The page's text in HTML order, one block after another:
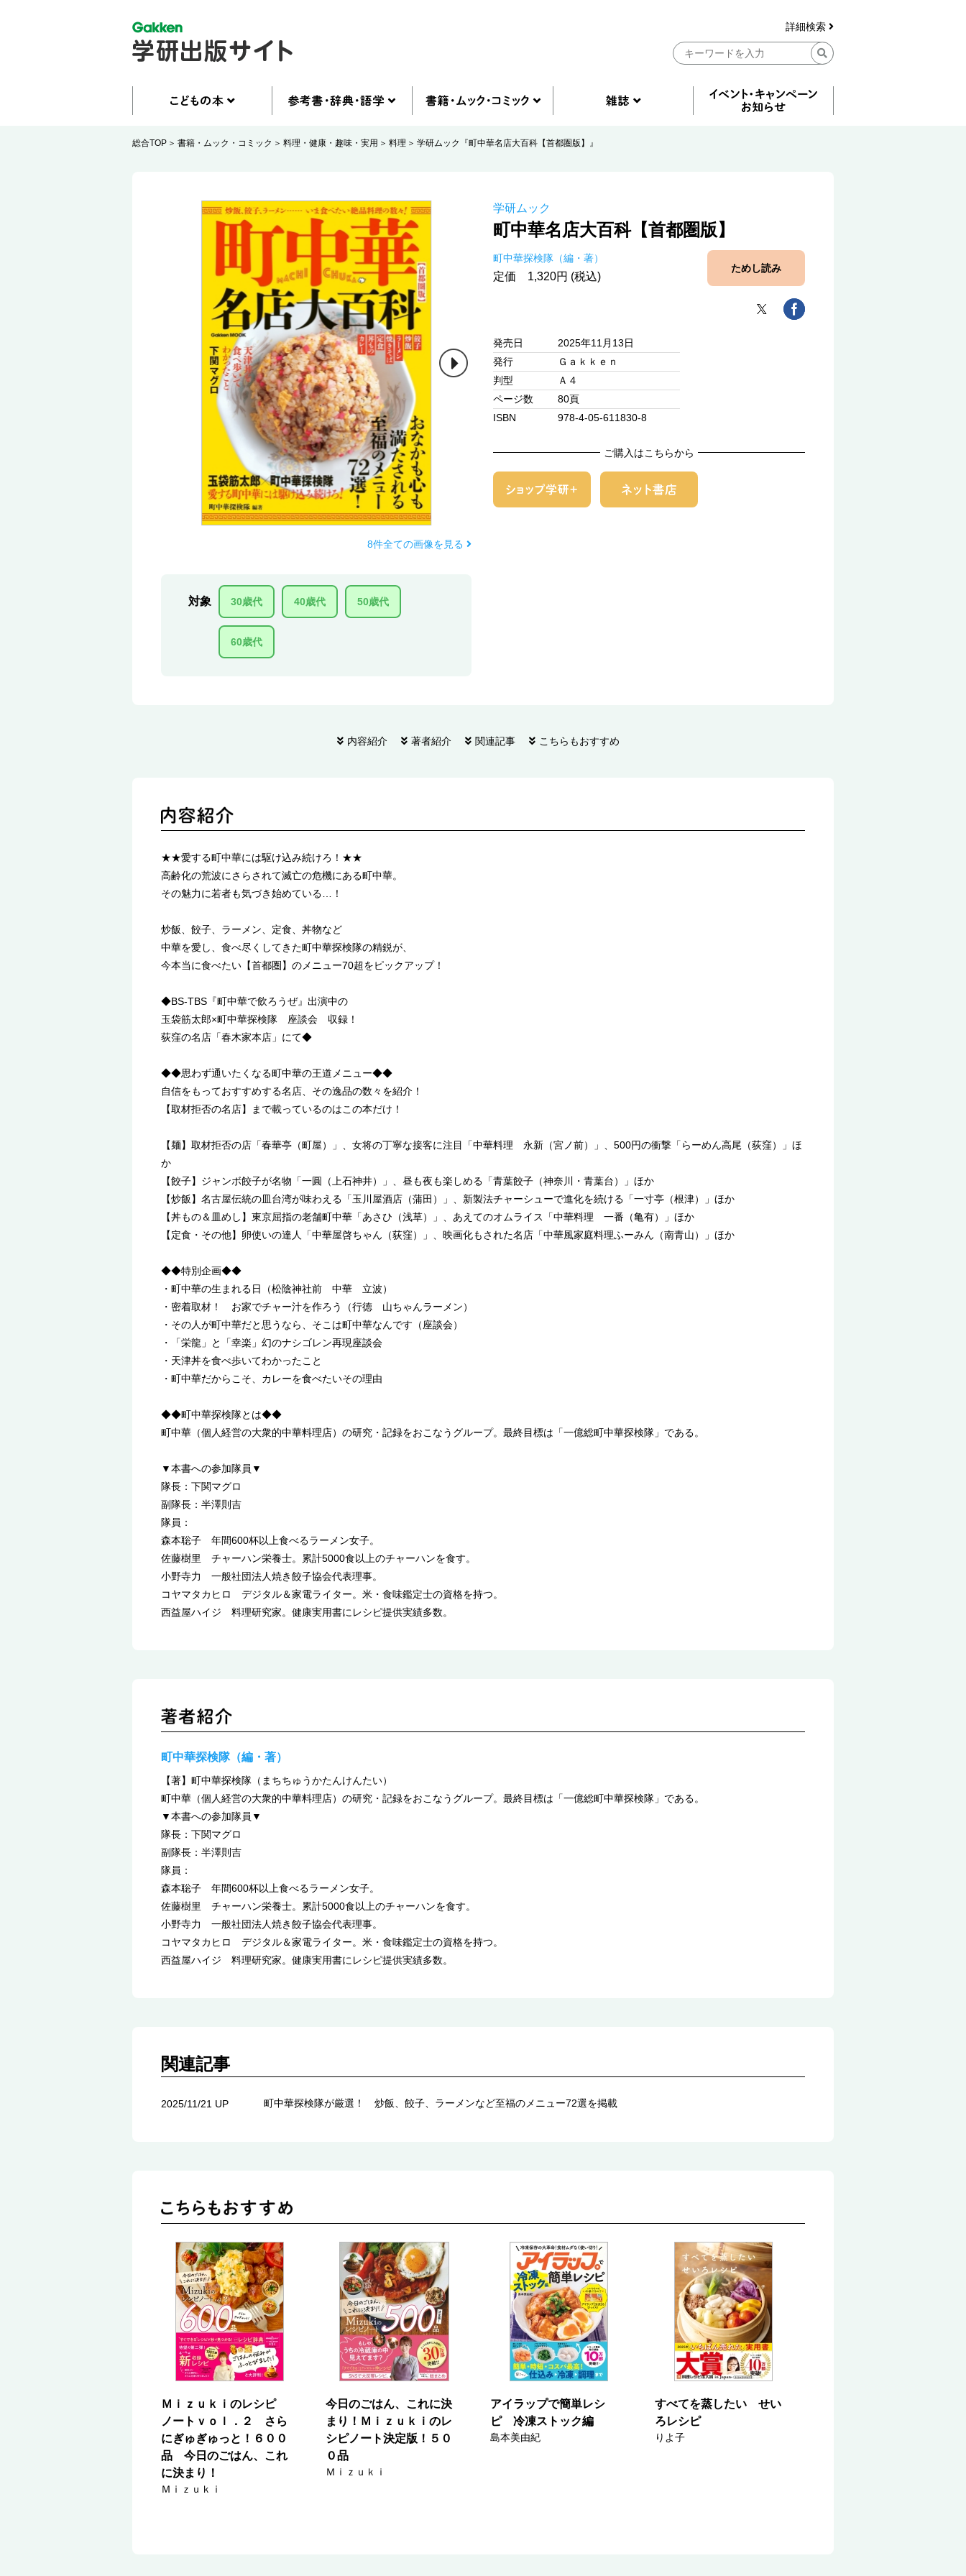
詳細検索
総合TOP 書籍・ムック・コミック 料理・健康・趣味・実用 料理 学研ムック『町中華名店大百科【首都圏版】』
8件全ての画像を見る
対象 30歳代 40歳代 50歳代
60歳代
学研ムック
町中華名店大百科【首都圏版】
ためし読み
町中華探検隊（編・著）
定価 1,320円 (税込)
発売日
2025年11月13日
発行
Ｇａｋｋｅｎ
判型
Ａ４
ページ数
80頁
ISBN
978-4-05-611830-8
ご購入はこちらから
内容紹介 著者紹介 関連記事 こちらもおすすめ
★★愛する町中華には駆け込み続けろ！★★
高齢化の荒波にさらされて滅亡の危機にある町中華。
その魅力に若者も気づき始めている…！
炒飯、餃子、ラーメン、定食、丼物など
中華を愛し、食べ尽くしてきた町中華探検隊の精鋭が、
今本当に食べたい【首都圏】のメニュー70超をピックアップ！
◆BS-TBS『町中華で飲ろうぜ』出演中の
玉袋筋太郎×町中華探検隊 座談会 収録！
荻窪の名店「春木家本店」にて◆
◆◆思わず通いたくなる町中華の王道メニュー◆◆
自信をもっておすすめする名店、その逸品の数々を紹介！
【取材拒否の名店】まで載っているのはこの本だけ！
【麺】取材拒否の店「春華亭（町屋）」、女将の丁寧な接客に注目「中華料理 永新（宮ノ前）」、500円の衝撃「らーめん高尾（荻窪）」ほ
か
【餃子】ジャンボ餃子が名物「一圓（上石神井）」、昼も夜も楽しめる「青葉餃子（神奈川・青葉台）」ほか
【炒飯】名古屋伝統の皿台湾が味わえる「玉川屋酒店（蒲田）」、新製法チャーシューで進化を続ける「一寸亭（根津）」ほか
【丼もの＆皿めし】東京屈指の老舗町中華「あさひ（浅草）」、あえてのオムライス「中華料理 一番（亀有）」ほか
【定食・その他】卵使いの達人「中華屋啓ちゃん（荻窪）」、映画化もされた名店「中華風家庭料理ふーみん（南青山）」ほか
◆◆特別企画◆◆
・町中華の生まれる日（松陰神社前 中華 立波）
・密着取材！ お家でチャー汁を作ろう（行徳 山ちゃんラーメン）
・その人が町中華だと思うなら、そこは町中華なんです（座談会）
・「栄龍」と「幸楽」幻のナシゴレン再現座談会
・天津丼を食べ歩いてわかったこと
・町中華だからこそ、カレーを食べたいその理由
◆◆町中華探検隊とは◆◆
町中華（個人経営の大衆的中華料理店）の研究・記録をおこなうグループ。最終目標は「一億総町中華探検隊」である。
▼本書への参加隊員▼
隊長：下関マグロ
副隊長：半澤則吉
隊員：
森本聡子 年間600杯以上食べるラーメン女子。
佐藤樹里 チャーハン栄養士。累計5000食以上のチャーハンを食す。
小野寺力 一般社団法人焼き餃子協会代表理事。
コヤマタカヒロ デジタル＆家電ライター。米・食味鑑定士の資格を持つ。
西益屋ハイジ 料理研究家。健康実用書にレシピ提供実績多数。
町中華探検隊（編・著）
【著】町中華探検隊（まちちゅうかたんけんたい）
町中華（個人経営の大衆的中華料理店）の研究・記録をおこなうグループ。最終目標は「一億総町中華探検隊」である。
▼本書への参加隊員▼
隊長：下関マグロ
副隊長：半澤則吉
隊員：
森本聡子 年間600杯以上食べるラーメン女子。
佐藤樹里 チャーハン栄養士。累計5000食以上のチャーハンを食す。
小野寺力 一般社団法人焼き餃子協会代表理事。
コヤマタカヒロ デジタル＆家電ライター。米・食味鑑定士の資格を持つ。
西益屋ハイジ 料理研究家。健康実用書にレシピ提供実績多数。
関連記事
2025/11/21 UP 町中華探検隊が厳選！ 炒飯、餃子、ラーメンなど至福のメニュー72選を掲載
Ｍｉｚｕｋｉのレシピ
ノートｖｏｌ．２ さら
にぎゅぎゅっと！６００
品 今日のごはん、これ
に決まり！
Ｍｉｚｕｋｉ
今日のごはん、これに決
まり！Ｍｉｚｕｋｉのレ
シピノート決定版！５０
０品
Ｍｉｚｕｋｉ
アイラップで簡単レシ
ピ 冷凍ストック編
島本美由紀
すべてを蒸したい せい
ろレシピ
りよ子